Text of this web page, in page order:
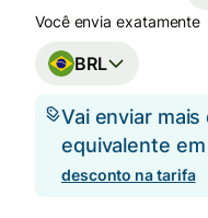
Você envia exatamente
BRL
Vai enviar
equivalente
desconto na tarifa